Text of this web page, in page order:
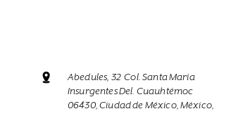
Abedules, 32 Col. Santa María
Insurgentes Del. Cuauhtémoc
06430, Ciudad de México, México,